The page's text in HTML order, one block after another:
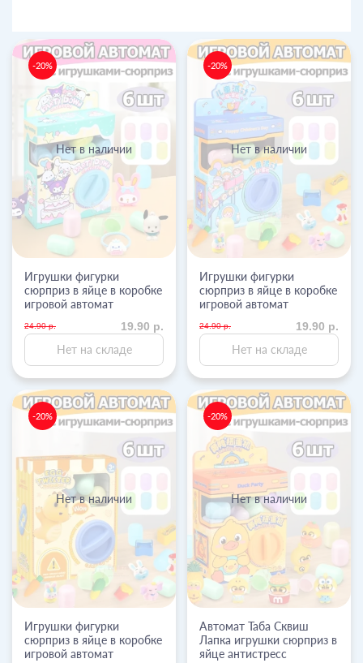
Нет в наличии
-20%
Игрушки фигурки
сюрприз в яйце в коробке
игровой автомат
24.90 р. 19.90 р.
Нет на складе
Нет в наличии
-20%
Игрушки фигурки
сюрприз в яйце в коробке
игровой автомат
24.90 р. 19.90 р.
Нет на складе
Нет в наличии
-20%
Игрушки фигурки
сюрприз в яйце в коробке
игровой автомат
Нет в наличии
-20%
Автомат Таба Сквиш
Лапка игрушки сюрприз в
яйце антистресс